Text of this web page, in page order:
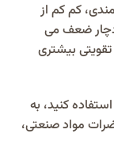
کم‌ کم از
ضعف می
بیشتری
کنید، به
مواد صنعتی،